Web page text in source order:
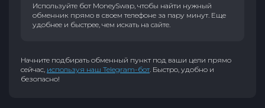
Используйте бот MoneySwap, чтобы найти нужный
обменник прямо в своем телефоне за пару минут. Еще
удобнее и быстрее, чем искать на сайте.
Начните подбирать обменный пункт под ваши цели прямо
сейчас, используя наш Telegram-бот. Быстро, удобно и
безопасно!